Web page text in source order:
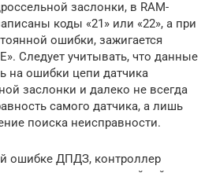
заслонки, в RAM-
коды «21» или «22», а при
ошибки, зажигается
Следует учитывать, что данные
на ошибки цепи датчика
заслонки и далеко не всегда
самого датчика, а лишь
поиска неисправности.
ошибке ДПДЗ, контроллер